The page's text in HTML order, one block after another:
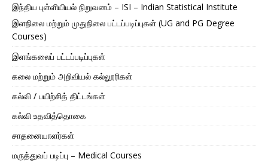
இந்திய புள்ளியியல் நிறுவனம் – ISI – Indian Statistical Institute
இளநிலை மற்றும் முதுநிலை பட்டப்படிப்புகள் (UG and PG Degree
Courses)
இளங்கலைப் பட்டப்படிப்புகள்
கலை மற்றும் அறிவியல் கல்லூரிகள்
கல்வி / பயிற்சித் திட்டங்கள்
கல்வி உதவித்தொகை
சாதனையாளர்கள்
மருத்துவப் படிப்பு – Medical Courses